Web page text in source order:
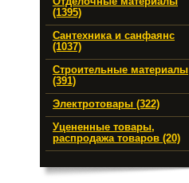
(1395)
Сантехника и санфаянс
(1037)
Строительные материалы
(391)
Электротовары (322)
Уцененные товары,
распродажа товаров (20)